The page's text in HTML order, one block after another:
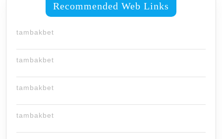
Recommended Web Links
tambakbet
tambakbet
tambakbet
tambakbet